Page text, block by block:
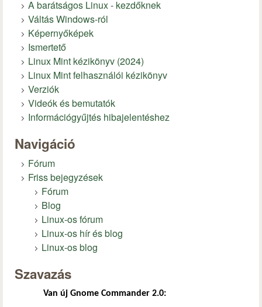
A barátságos Linux - kezdőknek
Váltás Windows-ról
Képernyőképek
Ismertető
Linux Mint kézikönyv (2024)
Linux Mint felhasználói kézikönyv
Verziók
Videók és bemutatók
Információgyűjtés hibajelentéshez
Navigáció
Fórum
Friss bejegyzések
Fórum
Blog
Linux-os fórum
Linux-os hír és blog
Linux-os blog
Szavazás
Van új Gnome Commander 2.0: